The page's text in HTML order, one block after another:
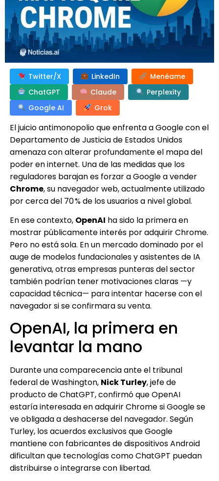
Twitter/X LinkedIn
Menéame
ChatGPT
Claude
Perplexity
Google AI
Grok
El juicio antimonopolio que enfrenta a Google con el
Departamento de Justicia de Estados Unidos
amenaza con alterar profundamente el mapa del
poder en internet. Una de las medidas que los
reguladores barajan es forzar a Google a vender
Chrome, su navegador web, actualmente utilizado
por cerca del 70 % de los usuarios a nivel global.
En ese contexto, OpenAI ha sido la primera en
mostrar públicamente interés por adquirir Chrome.
Pero no está sola. En un mercado dominado por el
auge de modelos fundacionales y asistentes de IA
generativa, otras empresas punteras del sector
también podrían tener motivaciones claras —y
capacidad técnica— para intentar hacerse con el
navegador si se confirmara su venta.
OpenAI, la primera en
levantar la mano
Durante una comparecencia ante el tribunal
federal de Washington, Nick Turley, jefe de
producto de ChatGPT, confirmó que OpenAI
estaría interesada en adquirir Chrome si Google se
ve obligada a deshacerse del navegador. Según
Turley, los acuerdos exclusivos que Google
mantiene con fabricantes de dispositivos Android
dificultan que tecnologías como ChatGPT puedan
distribuirse o integrarse con libertad.